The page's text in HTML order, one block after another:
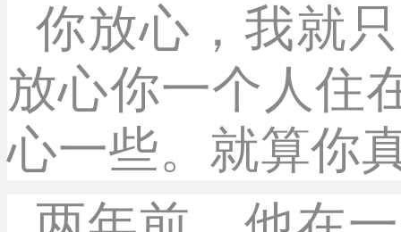
你放心，我就
放心你一个人住
心一些。就算你